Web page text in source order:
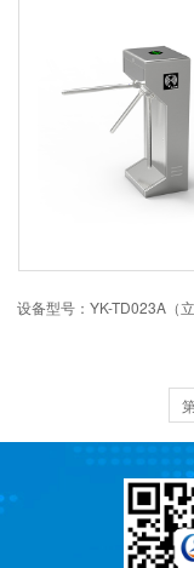
设备型号：YK-TD023A（